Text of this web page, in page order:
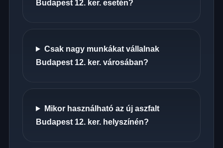
Budapest 12. ker. esetén?
Csak nagy munkákat vállalnak
Budapest 12. ker. városában?
Mikor használható az új aszfalt
Budapest 12. ker. helyszínén?